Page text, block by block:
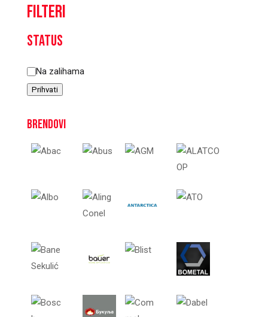
Filteri
Status
Status
Na zalihama
Prihvati
Brendovi